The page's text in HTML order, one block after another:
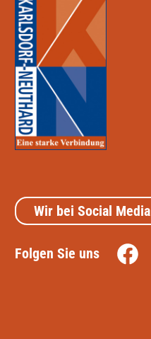
Wir bei Social Media
Folgen Sie uns